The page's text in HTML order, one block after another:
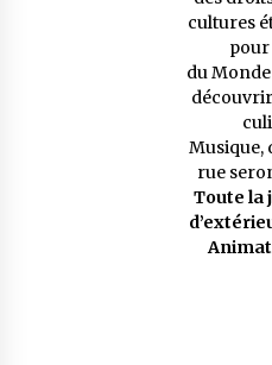
cultures
pour
du
Musique,
rue
Toute la